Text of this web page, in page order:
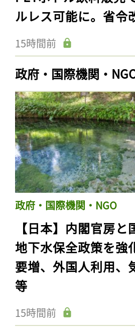
ルレス可能に。省令
15時間前
政府・国際機関・
政府・国際機関・NGO
【日本】内閣官房と
地下水保全政策を強
要増、外国人利用、
等
15時間前